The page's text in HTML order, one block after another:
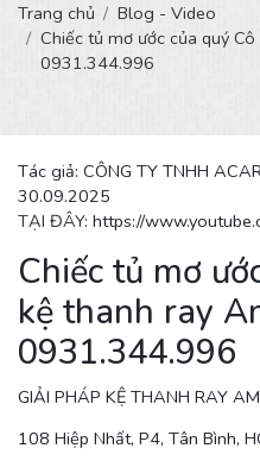
Trang chủ
Blog - Video
Chiếc tủ mơ ước của quý
0931.344.996
Tác giả: CÔNG TY TNHH
30.09.2025
TẠI ĐÂY: https://
Chiếc tủ mơ
kệ thanh ray
0931.344.996
GIẢI PHÁP KỆ THANH RAY
108 Hiệp Nhất, P4, Tân Bình,